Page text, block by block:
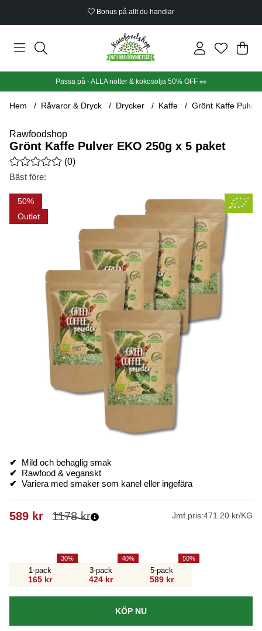
Bonus på allt du handlar
Din
.
Passa på - ALLA nötter & kokosolja 50% OFF 🥜
Hem Råvaror & Dryck Drycker Kaffe Grönt Kaffe
Rawfoodshop
Grönt Kaffe Pulver EKO 250g x 5 paket
Medelbetyg 0 av 5 Antal betyg 0
(0)
Bäst före:
50
Outlet
Produktbilder Grönt Kaffe Pulver EKO 250g x 5 paket
✔
Mild och behaglig smak
✔
Rawfood & veganskt
✔ Variera med smaker som kanel eller ingefära
1178kr
589 kr Jmf.pris:471.20 kr/KG
1-pack
165 kr
30
3-pack
424 kr
40
5-pack
589 kr
50
KÖP NU